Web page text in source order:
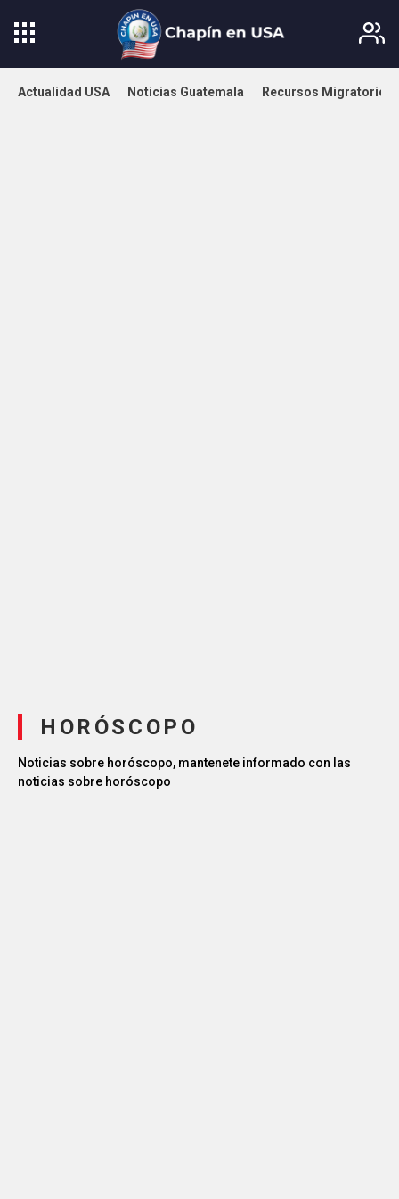
Actualidad USA Noticias Guatemala Recursos Migratorios
HORÓSCOPO
Noticias sobre horóscopo, mantenete informado con las
noticias sobre horóscopo